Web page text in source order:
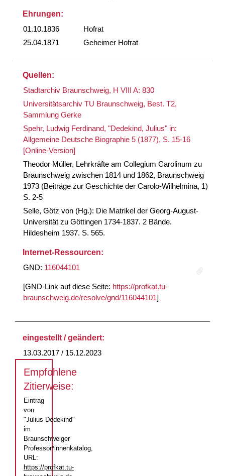
Ehrungen:
01.10.1836
Hofrat
25.04.1871
Geheimer Hofrat
Quellen:
Stadtarchiv Braunschweig, H VIII A: 830
Universitätsarchiv TU Braunschweig, Best. T2,
Sammlung Gerke
Spehr, Ludwig Ferdinand, "Dedekind, Julius" in:
Allgemeine Deutsche Biographie 5 (1877), S. 15-16
[Online-Version]
Theodor Müller, Lehrkräfte am Collegium Carolinum zu
Braunschweig zwischen 1814 und 1862, Braunschweig
1973 (Beiträge zur Geschichte der Carolo-Wilhelmina, 1)
S. 2-5
Selle, Götz von (Hg.): Die Matrikel der Georg-August-
Universität zu Göttingen 1734-1837. 2 Bände.
Hildesheim 1937. S. 565.
Internet-Ressourcen:
GND: 116044101
[GND-Link auf diese Seite: https://profkat.tu-
braunschweig.de/resolve/gnd/116044101]
eingestellt / geändert:
13.03.2017 / 15.12.2023
Empfohlene
Zitierweise:
Eintrag
von
"Julius Dedekind"
im
Braunschweiger
Professor*innenkatalog,
URL:
https://profkat.tu-